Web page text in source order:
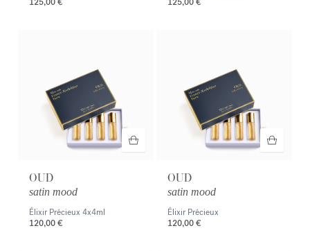
OUD
satin mood
Élixir Précieux 4x4ml
120,00 €
OUD
satin mood
Élixir Précieux
120,00 €